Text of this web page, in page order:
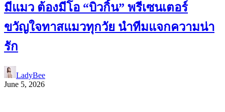
มีแมว ต้องมีโอ “บิวกิ้น” พรีเซนเตอร์
ขวัญใจทาสแมวทุกวัย นำทีมแจกความน่า
รัก
LadyBee
June 5, 2026